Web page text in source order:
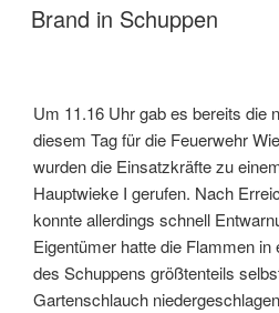
Brand in Schuppen
Um 11.16 Uhr gab es bereits die
diesem Tag für die Feuerwehr
wurden die Einsatzkräfte zu
Hauptwieke I gerufen. Nach
konnte allerdings schnell
Eigentümer hatte die Flammen
des Schuppens größtenteils
Gartenschlauch